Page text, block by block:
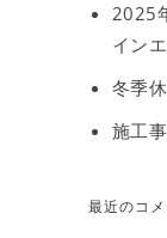
2025
イン
冬季
施工
最近のコメ